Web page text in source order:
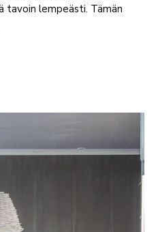
tavoin lempeästi. Tämän